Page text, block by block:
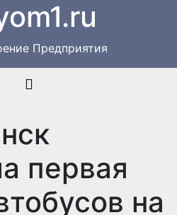
Предприятия
первая
на